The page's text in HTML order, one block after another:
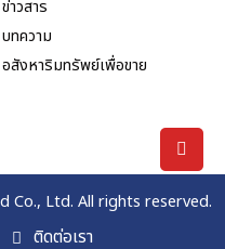
ข่าวสาร
บทความ
อสังหาริมทรัพย์เพื่อขาย
Co., Ltd. All rights reserved.
ติดต่อเรา